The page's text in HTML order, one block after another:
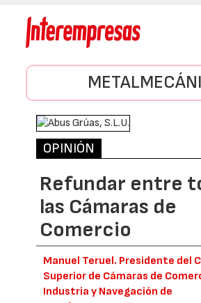
OPINIÓN
Refundar entre
las Cámaras de
Comercio
Manuel Teruel. Presidente del
Superior de Cámaras de
Industria y Navegación de